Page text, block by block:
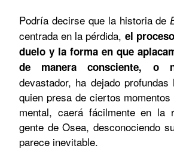
Podría decirse que la historia de
centrada en la pérdida, el
duelo y la forma en que
de manera consciente, o
devastador, ha dejado
quien presa de ciertos
mental, caerá fácilmente en la
gente de Osea, desconociendo
parece inevitable.